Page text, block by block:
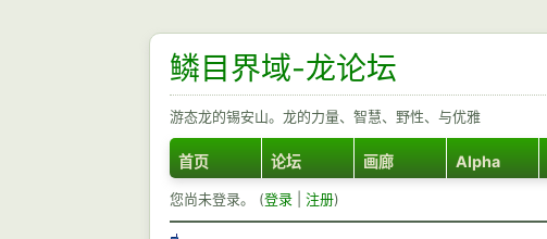
鳞目界域-龙论坛
游态龙的锡安山。龙的力量、智慧、野性、与优雅
首页 论坛 画廊 Alpha
您尚未登录。 (登录 注册)